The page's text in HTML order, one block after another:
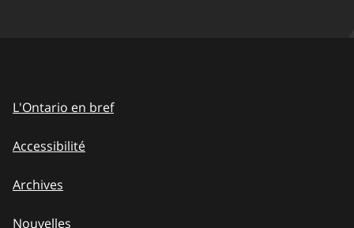
L'Ontario en bref
Accessibilité
Archives
Nouvelles